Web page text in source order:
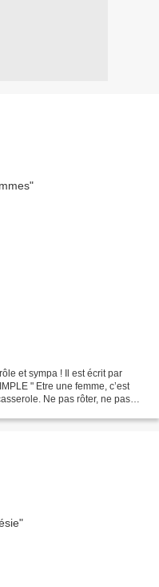
et sympa ! Il est écrit par
" Etre une femme, c’est
Ne pas rôter, ne pas